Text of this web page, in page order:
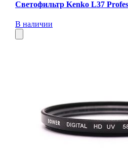
Светофильтр Kenko L37
В наличии